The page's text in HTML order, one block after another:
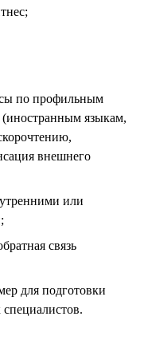
по профильным
языкам,
внешнего
или
связь
для подготовки